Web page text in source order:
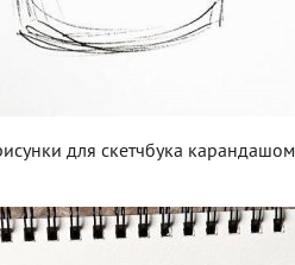
для скетчбука карандашом